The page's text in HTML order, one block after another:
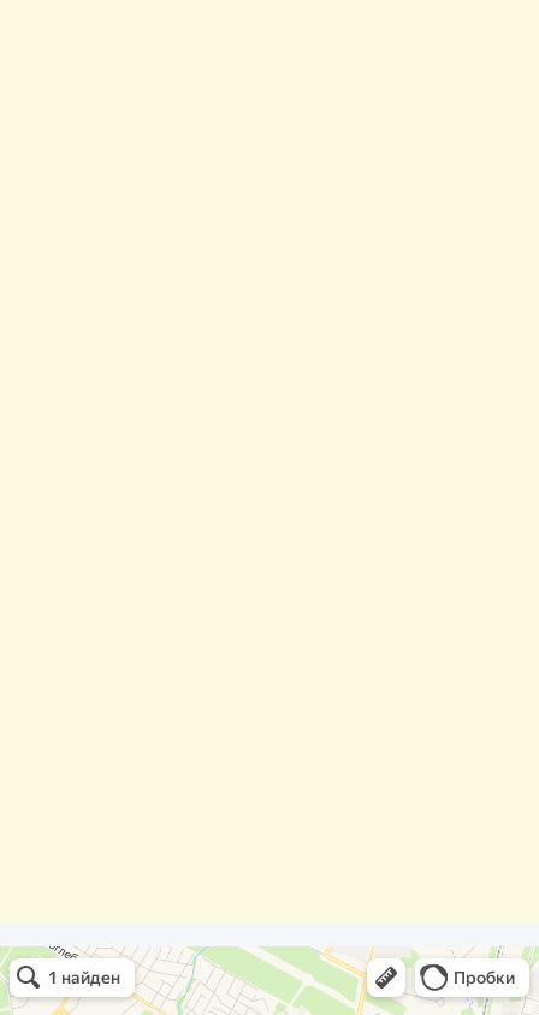
Олди Строй
Фасады и фасадные системы в Обнинске
Оргстекло, поликарбонат в Обнинске